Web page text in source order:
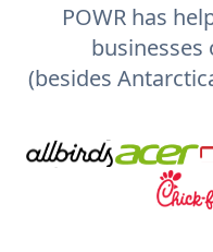
POWR has
businesses
(besides